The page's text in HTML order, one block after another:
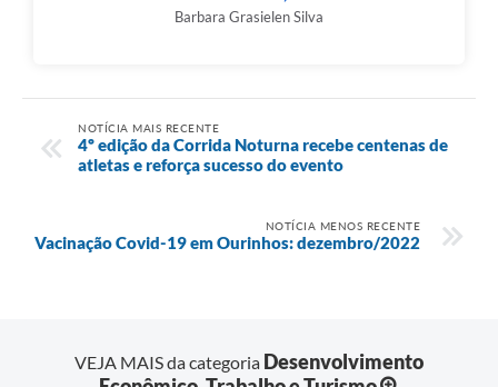
Barbara Grasielen Silva
NOTÍCIA MAIS RECENTE
4º edição da Corrida Noturna recebe centenas de
atletas e reforça sucesso do evento
NOTÍCIA MENOS RECENTE
Vacinação Covid-19 em Ourinhos: dezembro/2022
VEJA MAIS da categoria Desenvolvimento